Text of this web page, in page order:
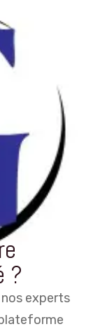
?
nos experts